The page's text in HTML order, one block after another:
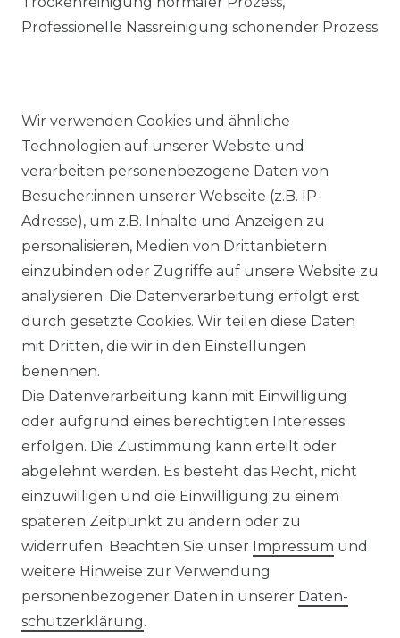
Professionelle Nassreinigung schonender Prozess
Ähnlicher Artikel
Venti - Modern Fit -
Bügelfreies Herren Langarm
Hemd (226110890)
UVP 49,99 €
ab 47,99 € *
Impressum Daten­schutz­erklärung
Wir verwenden Cookies und ähnliche
Technologien auf unserer Website und
verarbeiten personenbezogene Daten von
Besucher:innen unserer Webseite (z.B. IP-
Adresse), um z.B. Inhalte und Anzeigen zu
personalisieren, Medien von Drittanbietern
einzubinden oder Zugriffe auf unsere Website zu
analysieren. Die Datenverarbeitung erfolgt erst
durch gesetzte Cookies. Wir teilen diese Daten
mit Dritten, die wir in den Einstellungen
benennen.
Die Datenverarbeitung kann mit Einwilligung
oder aufgrund eines berechtigten Interesses
erfolgen. Die Zustimmung kann erteilt oder
abgelehnt werden. Es besteht das Recht, nicht
einzuwilligen und die Einwilligung zu einem
späteren Zeitpunkt zu ändern oder zu
widerrufen. Beachten Sie unser Impressum und
weitere Hinweise zur Verwendung
personenbezogener Daten in unserer Daten­
schutz­erklärung.